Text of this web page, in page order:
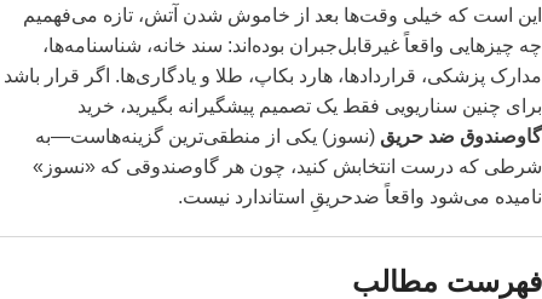
این است که خیلی وقت‌ها بعد از خاموش شدن آتش، تازه می‌فهمیم
چه چیزهایی واقعاً غیرقابل‌جبران بوده‌اند: سند خانه، شناسنامه‌ها،
مدارک پزشکی، قراردادها، هارد بکاپ، طلا و یادگاری‌ها. اگر قرار باشد
برای چنین سناریویی فقط یک تصمیم پیشگیرانه بگیرید، خرید
گاوصندوق ضد حریق (نسوز) یکی از منطقی‌ترین گزینه‌هاست—به
شرطی که درست انتخابش کنید، چون هر گاوصندوقی که «نسوز»
نامیده می‌شود واقعاً ضدحریقِ استاندارد نیست.
فهرست مطالب